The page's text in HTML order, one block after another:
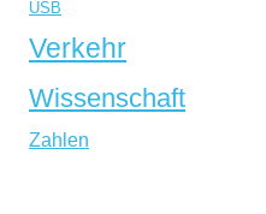
USB
Verkehr
Wissenschaft
Zahlen